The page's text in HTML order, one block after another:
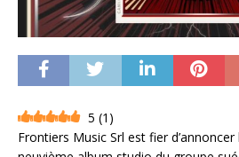
5 (1 )
Frontiers Music Srl est fier